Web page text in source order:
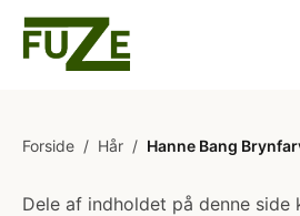
Forside / Hår / Hanne Bang
Dele af indholdet på denne